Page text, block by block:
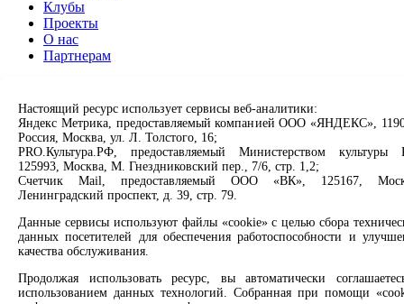
Клубы
Проекты
О нас
Партнерам
Продлить книгу
Спроси библиотекаря
Спроси краеведа
Оцените качество услуг
Направить обращение директору
Соцсети
Вконтакте
Одноклассники
Max
Настоящий ресурс использует сервисы веб-аналитики:
Яндекс Метрика, предоставляемый компанией ООО «ЯНДЕКС»,
Россия, Москва, ул. Л. Толстого, 16;
PRO.Культура.РФ, предоставляемый Министерством культуры
125993, Москва, М. Гнездниковский пер., 7/6, стр. 1,2;
Счетчик Mail, предоставляемый ООО «ВК», 125167,
Ленинградский проспект, д. 39, стр. 79.
Данные сервисы используют файлы «cookie» с целью сбора
данных посетителей для обеспечения работоспособности и
качества обслуживания.
Продолжая использовать ресурс, вы автоматически
использованием данных технологий. Собранная при помощи